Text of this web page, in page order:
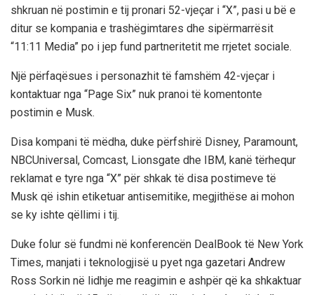
shkruan në postimin e tij pronari 52-vjeçar i “X”, pasi u bë e
ditur se kompania e trashëgimtares dhe sipërmarrësit
“11:11 Media” po i jep fund partneritetit me rrjetet sociale.
Një përfaqësues i personazhit të famshëm 42-vjeçar i
kontaktuar nga “Page Six” nuk pranoi të komentonte
postimin e Musk.
Disa kompani të mëdha, duke përfshirë Disney, Paramount,
NBCUniversal, Comcast, Lionsgate dhe IBM, kanë tërhequr
reklamat e tyre nga “X” për shkak të disa postimeve të
Musk që ishin etiketuar antisemitike, megjithëse ai mohon
se ky ishte qëllimi i tij.
Duke folur së fundmi në konferencën DealBook të New York
Times, manjati i teknologjisë u pyet nga gazetari Andrew
Ross Sorkin në lidhje me reagimin e ashpër që ka shkaktuar